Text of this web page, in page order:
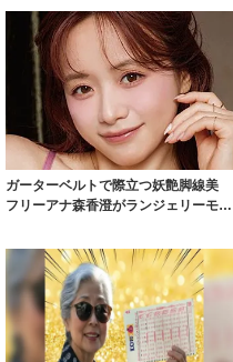
ガーターベルトで際立つ妖艶脚線美
フリーアナ森香澄がランジェリーモデ